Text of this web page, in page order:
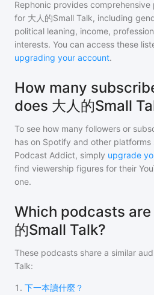
Rephonic provides
for 大人的Small Talk, including
political leaning, income,
interests. You can access these
upgrading your account.
How many
does 大人的Small
To see how many followers or
has on Spotify and other platforms
Podcast Addict, simply upgrade
find viewership figures for their
one.
Which podcasts are
的Small Talk?
These podcasts share a similar
Talk:
1 . 下一本讀什麼？